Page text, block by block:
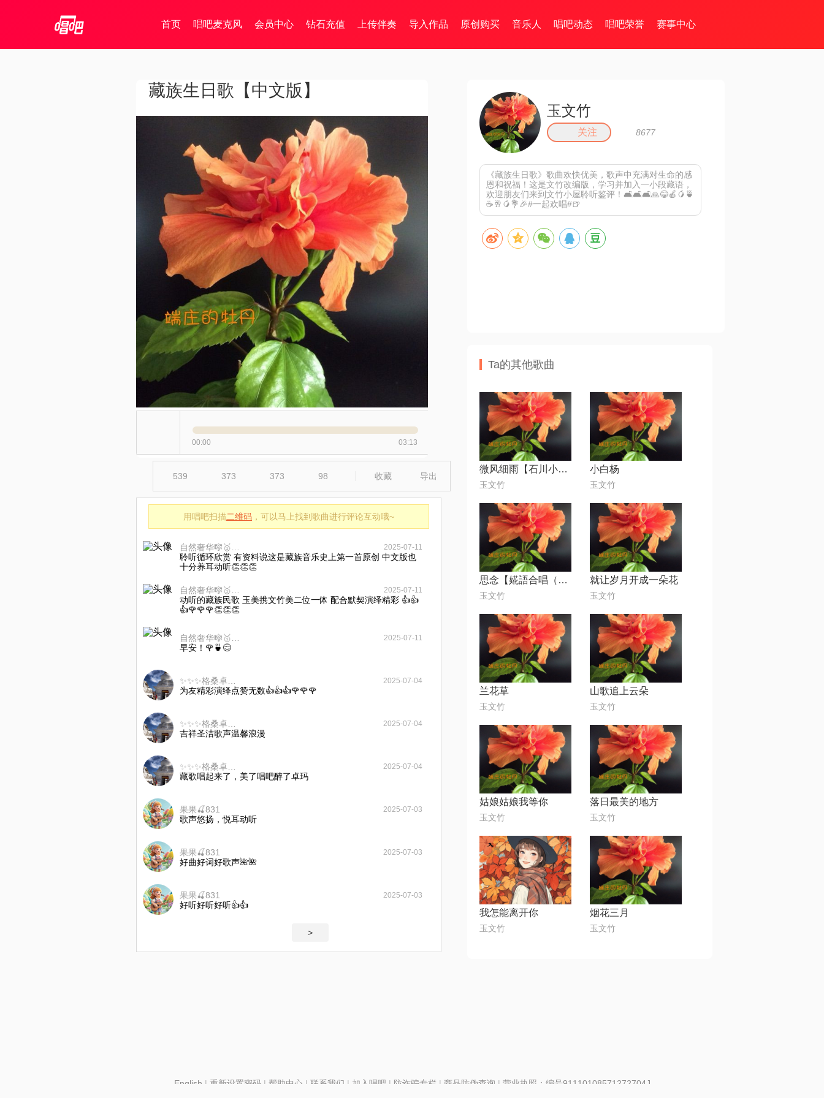
首页 唱吧麦克风 会员中心 钻石充值 上传伴奏 导入作品 原创购买 音乐人 唱吧动态 唱吧荣誉 赛事中心
藏族生日歌【中文版】
00:00 03:13
539 373 373 98 收藏 导出
用唱吧扫描二维码 ，可以马上找到歌曲进行评论互动哦~
2025-07-11
聆听循环欣赏 有资料说这是藏族音乐史上第一首原创 中文版也
十分养耳动听👏👏👏
2025-07-11
动听的藏族民歌 玉美携文竹美二位一体 配合默契演绎精彩 👍👍
👍🌹🌹🌹👏👏👏
2025-07-11
早安！🌹🍵😊
2025-07-04
为友精彩演绎点赞无数👍👍👍🌹🌹🌹
2025-07-04
吉祥圣洁歌声温馨浪漫
2025-07-04
藏歌唱起来了，美了唱吧醉了卓玛
果果🍒831 2025-07-03
歌声悠扬，悦耳动听
果果🍒831 2025-07-03
好曲好词好歌声🌺🌺
果果🍒831 2025-07-03
好听好听好听👍👍
>
玉文竹
关注 8677
《藏族生日歌》歌曲欢快优美，歌声中充满对生命的感
恩和祝福！这是文竹改编版，学习并加入一小段藏语，
欢迎朋友们来到文竹小屋聆听鉴评！🛋🛋🛋🙏😂🍎🥭🍵
☕️🥂🥭💐🎉#一起欢唱#🍺
Ta的其他歌曲
微风细雨【石川小町怀旧版】
玉文竹
小白杨
玉文竹
思念【婲語合唱（缺声部）】
玉文竹
就让岁月开成一朵花
玉文竹
兰花草
玉文竹
山歌追上云朵
玉文竹
姑娘姑娘我等你
玉文竹
落日最美的地方
玉文竹
我怎能离开你
玉文竹
烟花三月
玉文竹
English | 重新设置密码| 帮助中心 | 联系我们 | 加入唱吧 | 防诈骗专栏 | 商品防伪查询 | 营业执照：编号91110108571272704J